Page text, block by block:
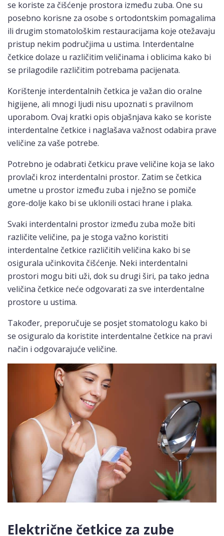
se koriste za čišćenje prostora između zuba. One su
posebno korisne za osobe s ortodontskim pomagalima
ili drugim stomatološkim restauracijama koje otežavaju
pristup nekim područjima u ustima. Interdentalne
četkice dolaze u različitim veličinama i oblicima kako bi
se prilagodile različitim potrebama pacijenata.
Korištenje interdentalnih četkica je važan dio oralne
higijene, ali mnogi ljudi nisu upoznati s pravilnom
uporabom. Ovaj kratki opis objašnjava kako se koriste
interdentalne četkice i naglašava važnost odabira prave
veličine za vaše potrebe.
Potrebno je odabrati četkicu prave veličine koja se lako
provlači kroz interdentalni prostor. Zatim se četkica
umetne u prostor između zuba i nježno se pomiče
gore-dolje kako bi se uklonili ostaci hrane i plaka.
Svaki interdentalni prostor između zuba može biti
različite veličine, pa je stoga važno koristiti
interdentalne četkice različitih veličina kako bi se
osigurala učinkovita čišćenje. Neki interdentalni
prostori mogu biti uži, dok su drugi širi, pa tako jedna
veličina četkice neće odgovarati za sve interdentalne
prostore u ustima.
Također, preporučuje se posjet stomatologu kako bi
se osiguralo da koristite interdentalne četkice na pravi
način i odgovarajuće veličine.
Električne četkice za zube